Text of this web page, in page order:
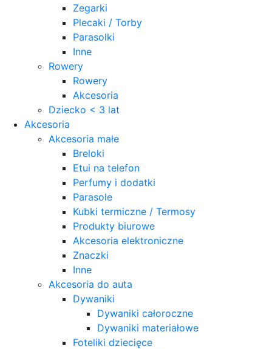
Zegarki
Plecaki / Torby
Parasolki
Inne
Rowery
Rowery
Akcesoria
Dziecko < 3 lat
Akcesoria
Akcesoria małe
Breloki
Etui na telefon
Perfumy i dodatki
Parasole
Kubki termiczne / Termosy
Produkty biurowe
Akcesoria elektroniczne
Znaczki
Inne
Akcesoria do auta
Dywaniki
Dywaniki całoroczne
Dywaniki materiałowe
Foteliki dziecięce